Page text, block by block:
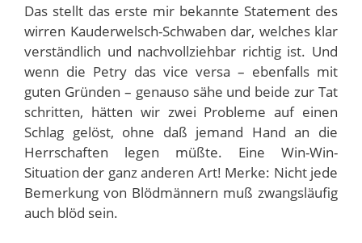
Das stellt das erste mir bekannte Statement des
wirren Kauderwelsch-Schwaben dar, welches klar
verständlich und nachvollziehbar richtig ist. Und
wenn die Petry das vice versa – ebenfalls mit
guten Gründen – genauso sähe und beide zur Tat
schritten, hätten wir zwei Probleme auf einen
Schlag gelöst, ohne daß jemand Hand an die
Herrschaften legen müßte. Eine Win-Win-
Situation der ganz anderen Art! Merke: Nicht jede
Bemerkung von Blödmännern muß zwangsläufig
auch blöd sein.